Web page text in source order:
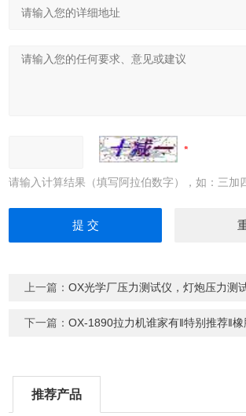
请输入计算结果（填写阿拉伯数字），如：三加
上一篇：OX光学厂压力测试仪，灯炮压力测试仪，
下一篇：OX-1890拉力机谁家有‖特别推荐‖橡胶拉伸试
推荐产品